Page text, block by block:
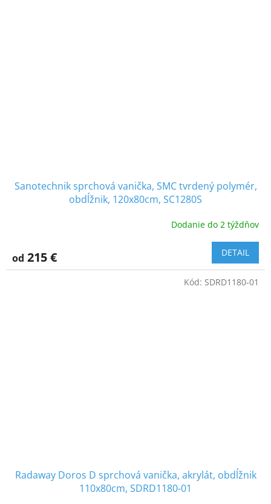
Sanotechnik sprchová vanička, SMC tvrdený polymér,
obdĺžnik, 120x80cm, SC1280S
Dodanie do 2 týždňov
od 215 € DETAIL
Radaway Doros D sprchová vanička, akrylát, obdĺžnik
110x80cm, SDRD1180-01
Kód: SDRD1180-01